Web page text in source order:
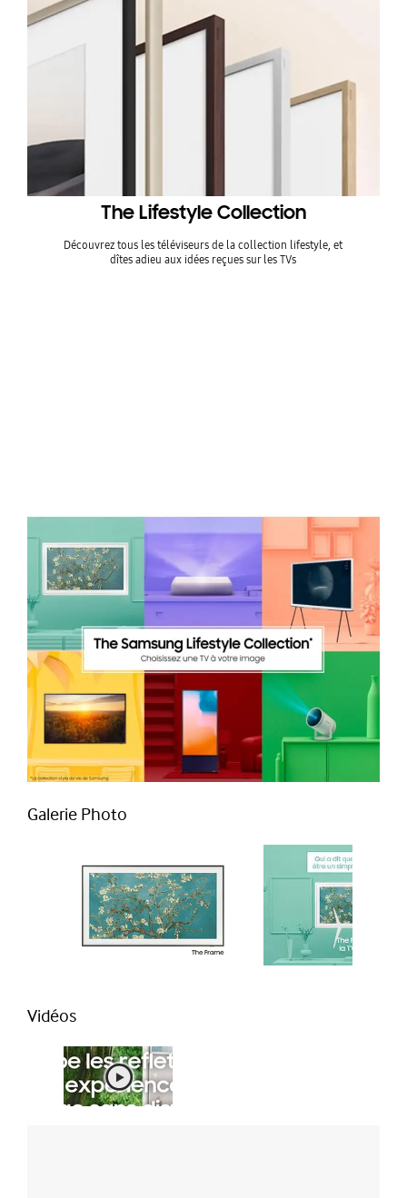
The Lifestyle Collection
Découvrez tous les téléviseurs de la collection lifestyle, et
dîtes adieu aux idées reçues sur les TVs
Galerie Photo
Vidéos